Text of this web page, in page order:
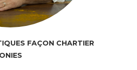
FAÇON CHARTIER